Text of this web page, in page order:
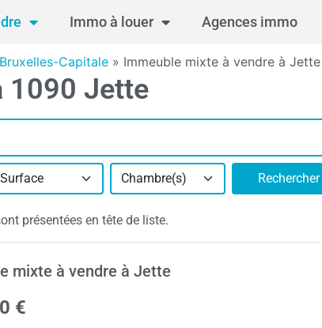
Immo à louer Agences immo
Capitale » Immeuble mixte à vendre à Jette
1090 Jette
Surface Chambre(s) Rechercher
présentées en tête de liste.
mixte à vendre à Jette
€